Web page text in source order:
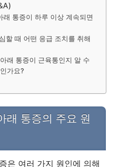
래 통증이 하루 이상 계속되면
할 때 어떤 응급 조치를 취해
래 통증이 근육통인지 알 수
가요?
래 통증의 주요 원
은 여러 가지 원인에 의해